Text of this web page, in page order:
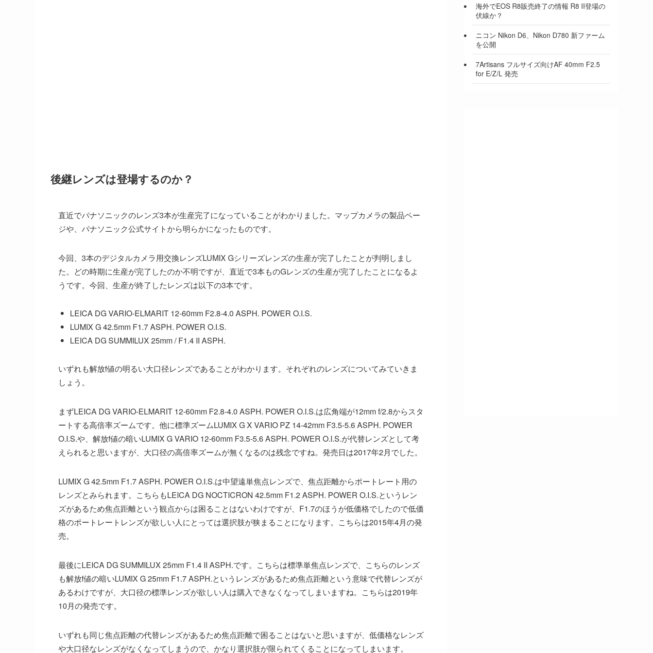
後継レンズは登場するのか？
直近でパナソニックのレンズ3本が生産完了になっていることがわかりました。マップカメラの製品ペー
ジや、パナソニック公式サイトから明らかになったものです。
今回、3本のデジタルカメラ用交換レンズLUMIX Gシリーズレンズの生産が完了したことが判明しまし
た。どの時期に生産が完了したのか不明ですが、直近で3本ものGレンズの生産が完了したことになるよ
うです。今回、生産が終了したレンズは以下の3本です。
LEICA DG VARIO-ELMARIT 12-60mm F2.8-4.0 ASPH. POWER O.I.S.
LUMIX G 42.5mm F1.7 ASPH. POWER O.I.S.
LEICA DG SUMMILUX 25mm / F1.4 II ASPH.
いずれも解放f値の明るい大口径レンズであることがわかります。それぞれのレンズについてみていきま
しょう。
まずLEICA DG VARIO-ELMARIT 12-60mm F2.8-4.0 ASPH. POWER O.I.S.は広角端が12mm f/2.8からスタ
ートする高倍率ズームです。他に標準ズームLUMIX G X VARIO PZ 14-42mm F3.5-5.6 ASPH. POWER
O.I.S.や、解放f値の暗いLUMIX G VARIO 12-60mm F3.5-5.6 ASPH. POWER O.I.S.が代替レンズとして考
えられると思いますが、大口径の高倍率ズームが無くなるのは残念ですね。発売日は2017年2月でした。
LUMIX G 42.5mm F1.7 ASPH. POWER O.I.S.は中望遠単焦点レンズで、焦点距離からポートレート用の
レンズとみられます。こちらもLEICA DG NOCTICRON 42.5mm F1.2 ASPH. POWER O.I.S.というレン
ズがあるため焦点距離という観点からは困ることはないわけですが、F1.7のほうが低価格でしたので低価
格のポートレートレンズが欲しい人にとっては選択肢が狭まることになります。こちらは2015年4月の発
売。
最後にLEICA DG SUMMILUX 25mm F1.4 II ASPH.です。こちらは標準単焦点レンズで、こちらのレンズ
も解放f値の暗いLUMIX G 25mm F1.7 ASPH.というレンズがあるため焦点距離という意味で代替レンズが
あるわけですが、大口径の標準レンズが欲しい人は購入できなくなってしまいますね。こちらは2019年
10月の発売です。
いずれも同じ焦点距離の代替レンズがあるため焦点距離で困ることはないと思いますが、低価格なレンズ
や大口径なレンズがなくなってしまうので、かなり選択肢が限られてくることになってしまいます。
海外でEOS R8販売終了の情報 R8 II登場の
伏線か？
ニコン Nikon D6、Nikon D780 新ファーム
を公開
7Artisans フルサイズ向けAF 40mm F2.5
for E/Z/L 発売